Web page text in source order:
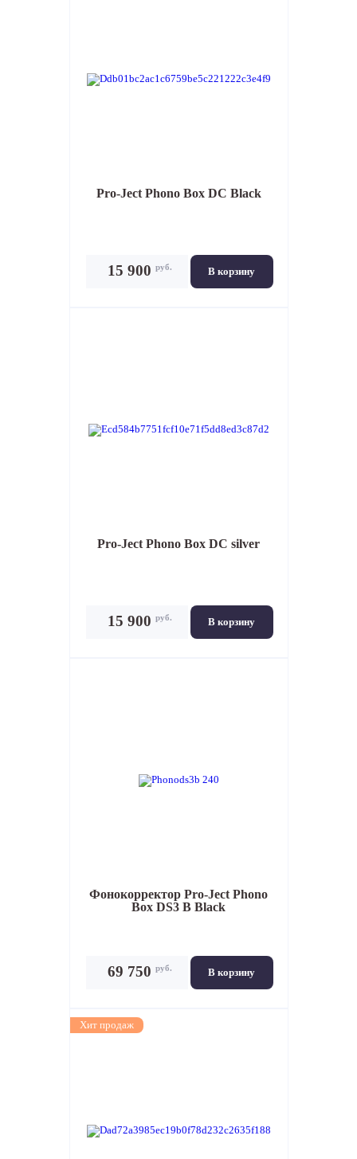
Pro-Ject Phono Box DC Black
В корзину
15 900 руб.
Pro-Ject Phono Box DC silver
В корзину
15 900 руб.
Фонокорректор Pro-Ject Phono
Box DS3 B Black
В корзину
69 750 руб.
Хит продаж